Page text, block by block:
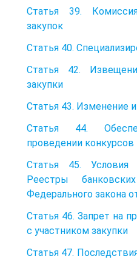
Статья 39.
закупок
Статья 40.
Статья 42.
закупки
Статья 43. Изменение
Статья 44.
проведении конкурсов
Статья 45. Условия
Реестры
Федерального закона
Статья 46. Запрет на
с участником закупки
Статья 47.